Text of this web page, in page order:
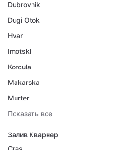
Dubrovnik
Dugi Otok
Hvar
Imotski
Korcula
Makarska
Murter
Показать все
Залив Кварнер
Cres